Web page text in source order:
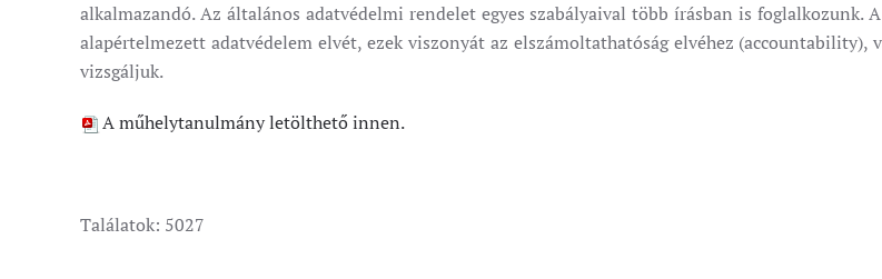
alkalmazandó. Az általános adatvédelmi rendelet egyes szabályaival több írásban is foglalkozunk.
alapértelmezett adatvédelem elvét, ezek viszonyát az elszámoltathatóság elvéhez
vizsgáljuk.
A műhelytanulmány letölthető innen.
Találatok: 5027